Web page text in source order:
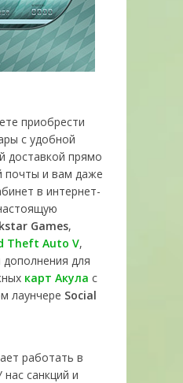
приобрести
с удобной
доставкой прямо
почты и вам даже
в интернет-
Games,
Theft Auto V,
дополнения для
карт Акула с
лаунчере Social
работать в
нас санкций и